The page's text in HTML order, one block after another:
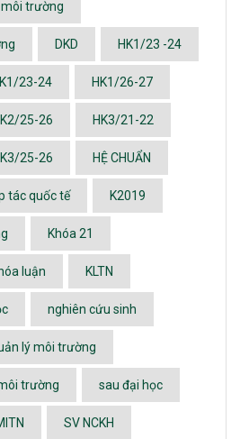
trường
DKD HK1/23 -24
23-24 HK1/26-27
25-26 HK3/21-22
25-26 HỆ CHUẨN
tác quốc tế K2019
Khóa 21
luận KLTN
nghiên cứu sinh
lý môi trường
trường sau đại học
SV NCKH